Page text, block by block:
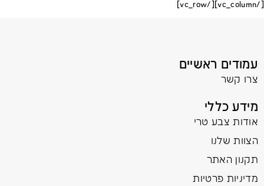
[/vc_column][/vc_row]
עמודים ראשיים
צרו קשר
מידע כללי
אודות צבע טרי
הצוות שלנו
תקנון האתר
מדיניות פרטיות